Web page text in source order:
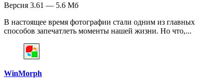
Версия 3.61 — 5.6 Мб
В настоящее время фотографии стали одним из главных
способов запечатлеть моменты нашей жизни. Но что,...
WinMorph